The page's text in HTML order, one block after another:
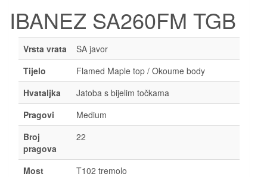
IBANEZ SA260FM TGB
Vrsta vrata
SA javor
Tijelo
Flamed Maple top / Okoume body
Hvataljka
Jatoba s bijelim točkama
Pragovi
Medium
Broj
pragova
22
Most
T102 tremolo